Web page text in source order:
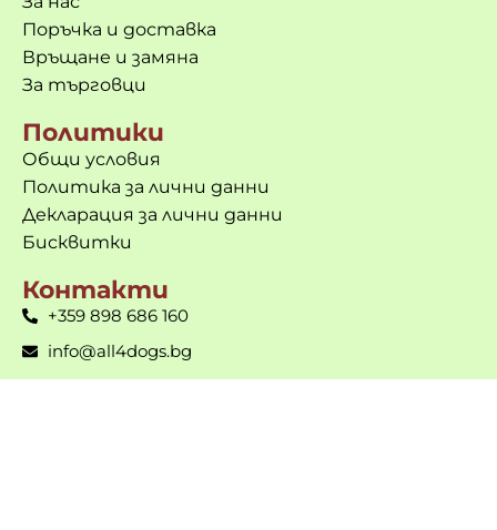
Поръчка и доставка
Връщане и замяна
За търговци
Политики
Общи условия
Политика за лични данни
Декларация за лични данни
Бисквитки
Контакти
+359 898 686 160
info@all4dogs.bg